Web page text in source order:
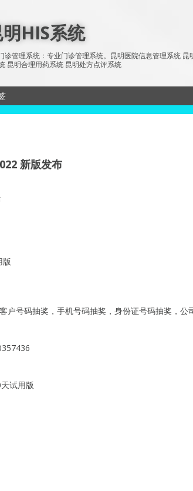
HIS系统
管理系统：专业门诊管理系统。昆明医院信息管理系统 昆
昆明合理用药系统 昆明处方点评系统
新版发布
版
号码抽奖，手机号码抽奖，身份证号码抽奖，
试用版